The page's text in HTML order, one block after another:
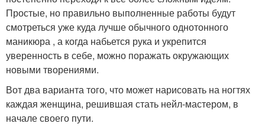
Простые, но правильно выполненные работы будут
смотреться уже куда лучше обычного однотонного
маникюра , а когда набьется рука и укрепится
уверенность в себе, можно поражать окружающих
новыми творениями.
Вот два варианта того, что может нарисовать на ногтях
каждая женщина, решившая стать нейл-мастером, в
начале своего пути.